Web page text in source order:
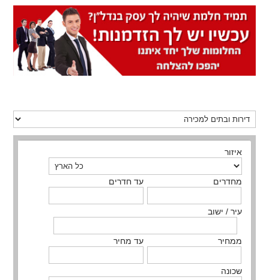
איזור
מחדרים עד חדרים
עיר / ישוב
ממחיר עד מחיר
שכונה